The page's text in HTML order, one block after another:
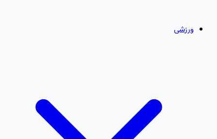
ورزشی